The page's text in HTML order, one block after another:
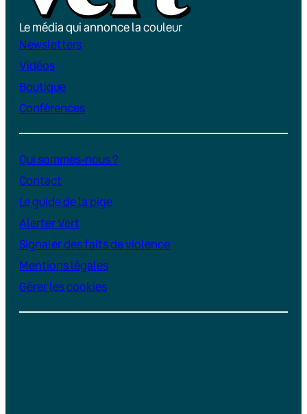
Le média qui annonce la couleur
Newsletters
Vidéos
Boutique
Conférences
Qui sommes-nous ?
Contact
Le guide de la pige
Alerter Vert
Signaler des faits de violence
Mentions légales
Gérer les cookies